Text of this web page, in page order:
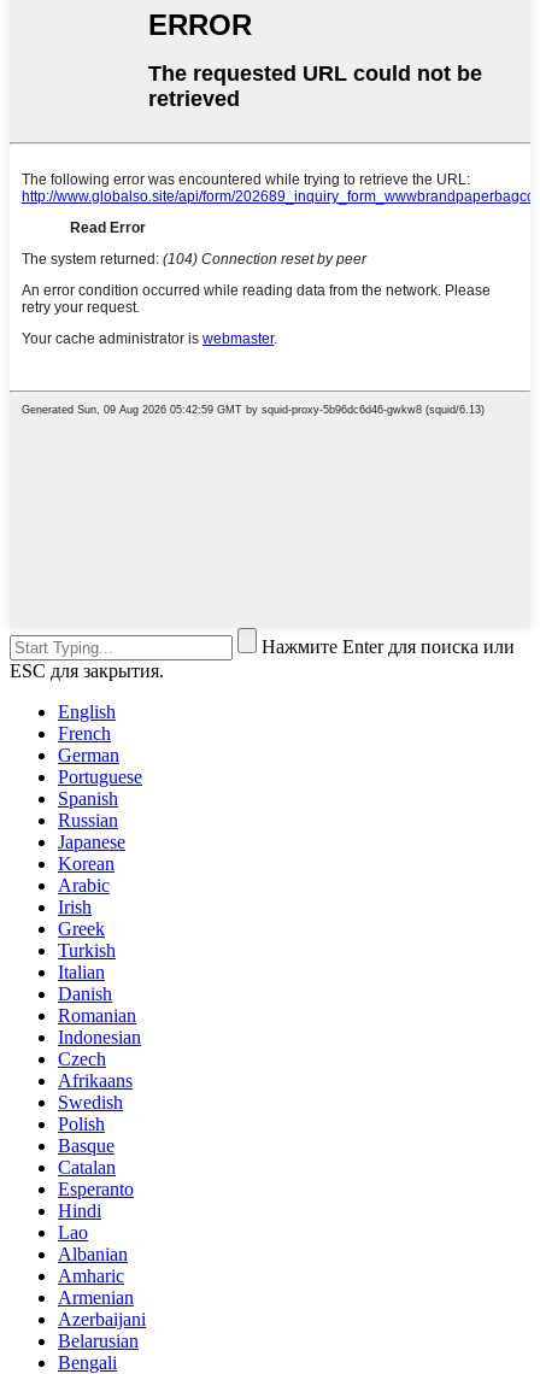
Нажмите Enter для поиска или
ESC для закрытия.
English
French
German
Portuguese
Spanish
Russian
Japanese
Korean
Arabic
Irish
Greek
Turkish
Italian
Danish
Romanian
Indonesian
Czech
Afrikaans
Swedish
Polish
Basque
Catalan
Esperanto
Hindi
Lao
Albanian
Amharic
Armenian
Azerbaijani
Belarusian
Bengali